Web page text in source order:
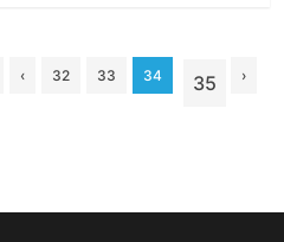
‹ 32 33 34 35 ›